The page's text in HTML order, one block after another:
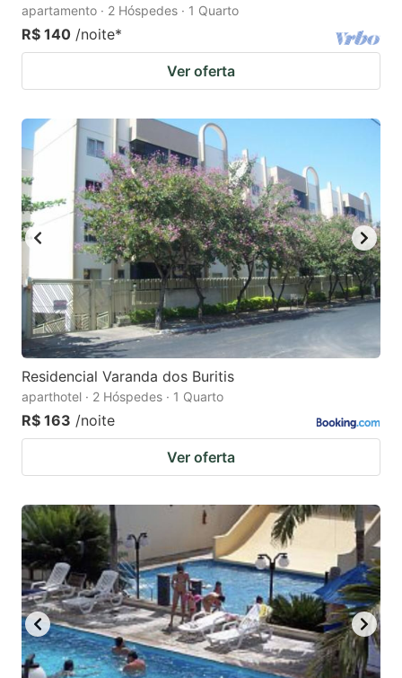
apartamento · 2 Hóspedes · 1 Quarto
R$ 140 /noite*
Ver oferta
Residencial Varanda dos Buritis
aparthotel · 2 Hóspedes · 1 Quarto
R$ 163 /noite
Ver oferta